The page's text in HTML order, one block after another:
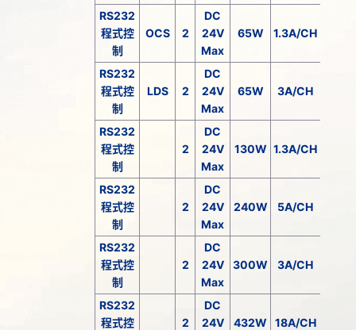
RS232
程式控
制
OCS 2
DC
24V
Max
65W 1.3A/CH
RS232
程式控
制
LDS 2
DC
24V
Max
65W 3A/CH
RS232
程式控
制
2
DC
24V
Max
130W 1.3A/CH
RS232
程式控
制
2
DC
24V
Max
240W 5A/CH
RS232
程式控
制
2
DC
24V
Max
300W 3A/CH
RS232
程式控
2
DC
24V
432W 18A/CH